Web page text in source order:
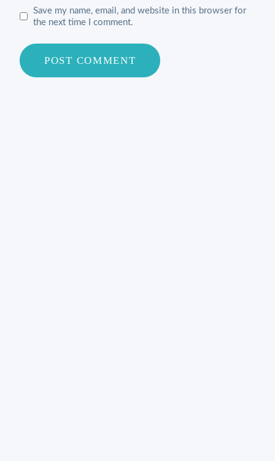
Save my name, email, and website in this browser for
the next time I comment.